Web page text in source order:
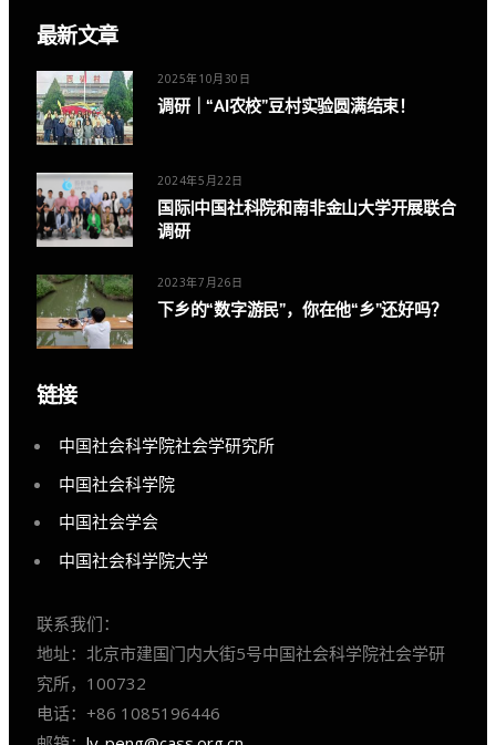
最新文章
2025年10月30日
调研｜“AI农校”豆村实验圆满结束！
2024年5月22日
国际|中国社科院和南非金山大学开展联合
调研
2023年7月26日
下乡的“数字游民”，你在他“乡”还好吗？
链接
中国社会科学院社会学研究所
中国社会科学院
中国社会学会
中国社会科学院大学
联系我们：
地址：北京市建国门内大街5号中国社会科学院社会学研
究所，100732
电话：+86 1085196446